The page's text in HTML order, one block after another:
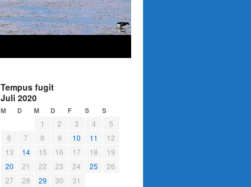
Tempus fugit
Juli 2020
M D M D F S S
1 2 3 4
5
6
7 8 9 10 11
12
13
14 15 16 17 18
19
20
21 22 23 24 25
26
27
28 29 30
31